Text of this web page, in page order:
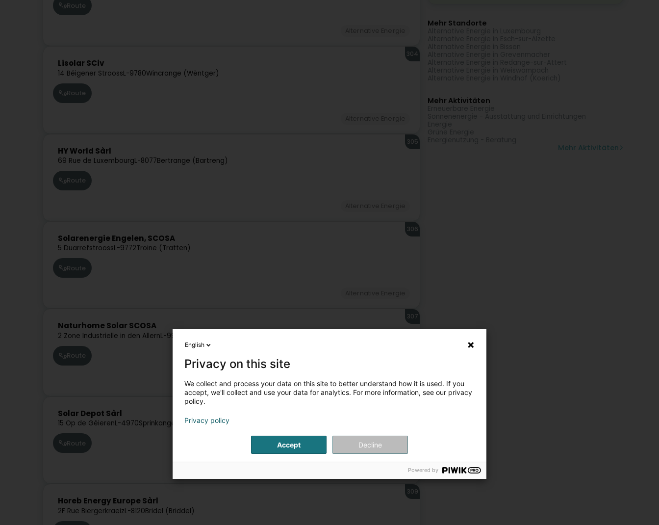
Route
Lisolar SCiv
14 Béigener StroossL-9780Wincrange (Wëntger)
304
Route
HY World Sàrl
69 Rue de LuxembourgL-8077Bertrange (Bartreng)
305
Route
Solarenergie Engelen, SCOSA
5 DuarrefstroossL-9772Troine (Tratten)
306
Route
Naturhome Solar SCOSA
2 Zone Industrielle in den AllernL-9911
307
Route
Alternative Energie
Solar Depot Sàrl
15 Op de GéierenL-4970Sprinkange (Sprénkeng)
Route
Horeb Energy Europe Sàrl
2F Rue BiergerkraeizL-8120Bridel (Briddel)
309
Mehr Standorte
Mehr Aktivitäten
Mehr Aktivitäten
English
Privacy on this site
We collect and process your data on this site to better understand how it is used. If you
accept, we'll collect and use your data for analytics. For more information, see our privacy
policy.
Privacy policy
Accept Decline
Powered by